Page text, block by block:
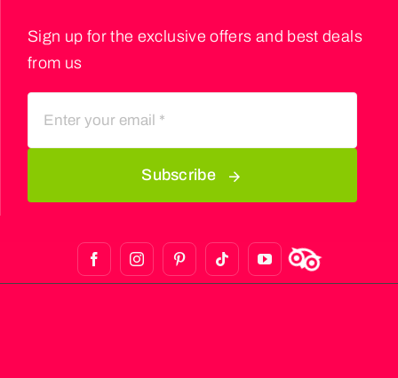
Sign up for the exclusive offers and best deals
from us
Subscribe